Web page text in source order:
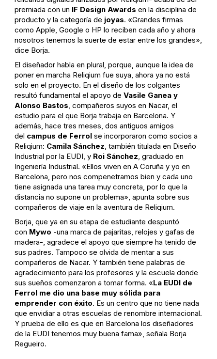
premiada con un IF Design Awards en la disciplina de
producto y la categoría de joyas. «Grandes firmas
como Apple, Google o HP lo reciben cada año y ahora
nosotros tenemos la suerte de estar entre los grandes»,
dice Borja.
El diseñador habla en plural, porque, aunque la idea de
poner en marcha Reliqium fue suya, ahora ya no está
solo en el proyecto. En el diseño de los colgantes
resultó fundamental el apoyo de Vasile Ganea y
Alonso Bastos, compañeros suyos en Nacar, el
estudio para el que Borja trabaja en Barcelona. Y
además, hace tres meses, dos antiguos amigos
del campus de Ferrol se incorporaron como socios a
Reliqium: Camila Sánchez, también titulada en Diseño
Industrial por la EUDI, y Roi Sánchez, graduado en
Ingeniería Industrial. «Ellos viven en A Coruña y yo en
Barcelona, pero nos compenetramos bien y cada uno
tiene asignada una tarea muy concreta, por lo que la
distancia no supone un problema», apunta sobre sus
compañeros de viaje en la aventura de Reliqium.
Borja, que ya en su etapa de estudiante despuntó
con Mywo -una marca de pajaritas, relojes y gafas de
madera-, agradece el apoyo que siempre ha tenido de
sus padres. Tampoco se olvida de mentar a sus
compañeros de Nacar. Y también tiene palabras de
agradecimiento para los profesores y la escuela donde
sus sueños comenzaron a tomar forma. «La EUDI de
Ferrol me dio una base muy sólida para
emprender con éxito. Es un centro que no tiene nada
que envidiar a otras escuelas de renombre internacional.
Y prueba de ello es que en Barcelona los diseñadores
de la EUDI tenemos muy buena fama», señala Borja
Regueiro.